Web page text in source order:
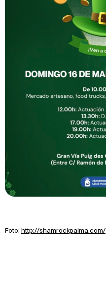
Foto: http://shamrockpalma.com/